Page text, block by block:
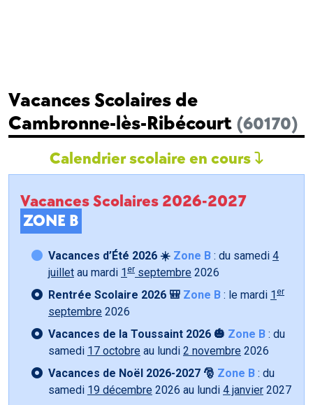
Vacances Scolaires de
Cambronne-lès-Ribécourt (60170)
Calendrier scolaire en cours
Vacances Scolaires 2026-2027
ZONE B
Vacances d’Été 2026 ☀️ Zone B : du samedi 4
juillet au mardi 1 er septembre 2026
Rentrée Scolaire 2026 🎒 Zone B : le mardi 1 er
septembre 2026
Vacances de la Toussaint 2026 🎃 Zone B : du
samedi 17 octobre au lundi 2 novembre 2026
Vacances de Noël 2026-2027 🎅 Zone B : du
samedi 19 décembre 2026 au lundi 4 janvier 2027